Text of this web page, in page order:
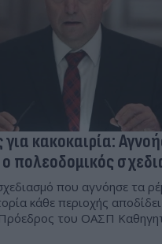
κακοκαιρία:
πολεοδομικός
που αγνόησε τα
κάθε περιοχής
Πρόεδρος του ΟΑΣΠ